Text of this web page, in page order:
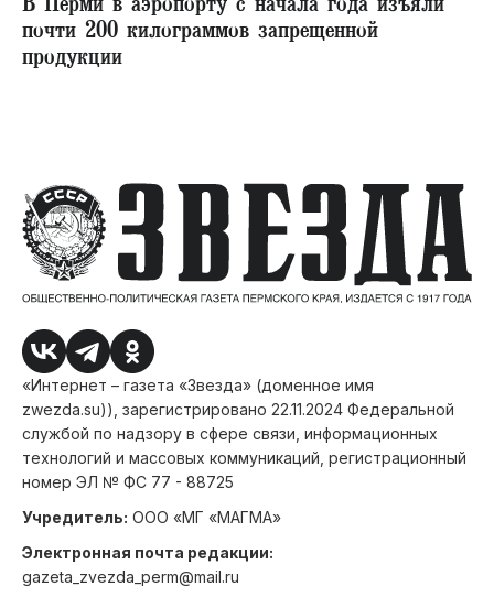
почти 200 килограммов запрещенной
продукции
«Интернет – газета «Звезда» (доменное имя
zwezda.su)), зарегистрировано 22.11.2024 Федеральной
службой по надзору в сфере связи, информационных
технологий и массовых коммуникаций, регистрационный
номер ЭЛ № ФС 77 - 88725
Учредитель: ООО «МГ «МАГМА»
Электронная почта редакции:
gazeta_zvezda_perm@mail.ru